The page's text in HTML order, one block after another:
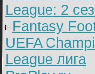
League: 2
Fantasy
UEFA
League лига